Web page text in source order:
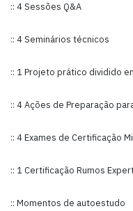
:: 4 Sessões Q&A
:: 4 Seminários técnicos
:: 1 Projeto prático dividido
:: 4 Ações de Preparação
:: 4 Exames de Certificação
:: 1 Certificação Rumos
:: Momentos de autoestudo